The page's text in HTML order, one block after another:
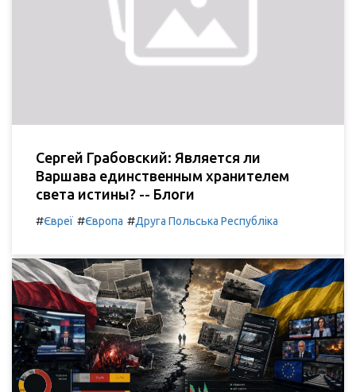
Сергей Грабовский: Является ли
Варшава единственным хранителем
света истины? -- Блоги
#Євреї #Європа #Друга Польська Республіка